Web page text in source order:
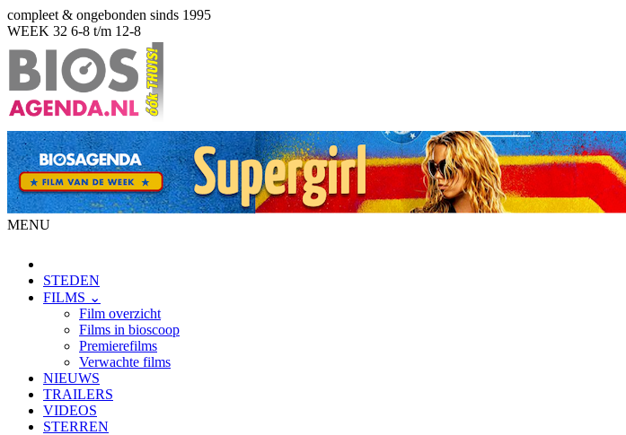
compleet & ongebonden sinds 1995
WEEK 32 6-8 t/m 12-8
MENU
STEDEN
FILMS ⌄
Film overzicht
Films in bioscoop
Premierefilms
Verwachte films
NIEUWS
TRAILERS
VIDEOS
STERREN